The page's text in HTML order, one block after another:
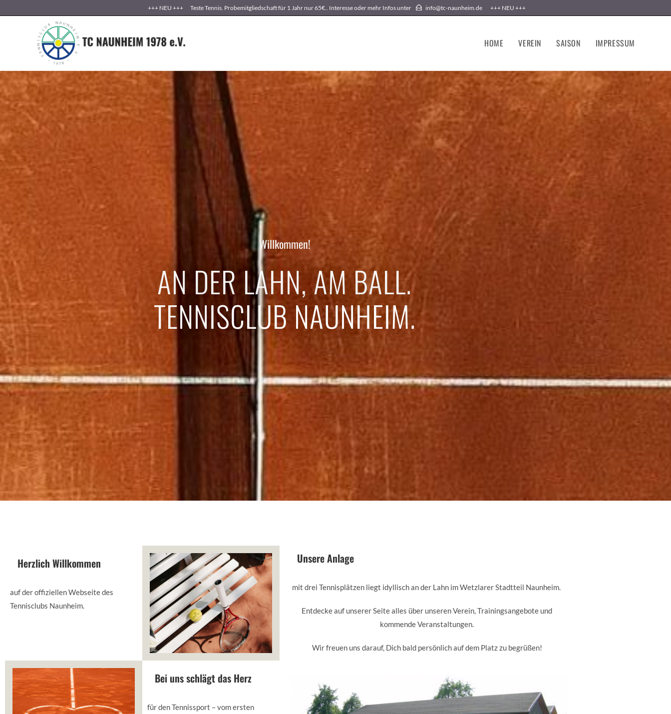
+++ NEU +++ Teste Tennis. Probemitgliedschaft für 1 Jahr nur 65€.. Interesse oder mehr Infos unter info@tc-naunheim.de +++ NEU +++
HOME VEREIN SAISON IMPRESSUM
Willkommen!
AN DER LAHN, AM BALL.
TENNISCLUB NAUNHEIM.
Herzlich Willkommen
auf der offiziellen Webseite des
Tennisclubs Naunheim.
Bei uns schlägt das Herz
für den Tennissport –vom ersten
Unsere Anlage
mit drei Tennisplätzen liegt idyllisch an der Lahn im Wetzlarer Stadtteil Naunheim.
Entdecke auf unserer Seite alles über unseren Verein, Trainingsangebote und
kommende Veranstaltungen.
Wir freuen uns darauf, Dich bald persönlich auf dem Platz zu begrüßen!